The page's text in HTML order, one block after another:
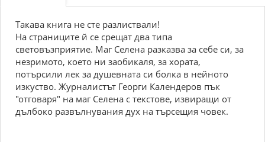
Такава книга не сте разлиствали!
На страниците й се срещат два типа
световъзприятие. Маг Селена разказва за себе си, за
незримото, което ни заобикаля, за хората,
потърсили лек за душевната си болка в нейното
изкуство. Журналистът Георги Календеров пък
"отговаря" на маг Селена с текстове, извиращи от
дълбоко развълнувания дух на търсещия човек.